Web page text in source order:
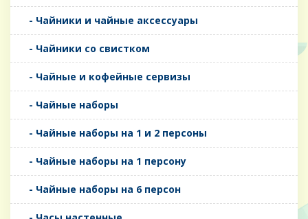
- Чайники и чайные аксессуары
- Чайники со свистком
- Чайные и кофейные сервизы
- Чайные наборы
- Чайные наборы на 1 и 2 персоны
- Чайные наборы на 1 персону
- Чайные наборы на 6 персон